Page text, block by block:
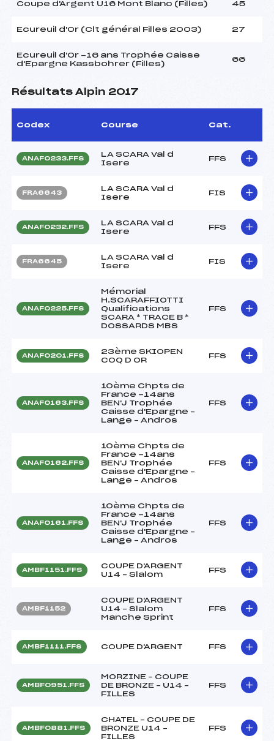
Coupe d'Argent U16 Mont Blanc (Filles) 45
Ecureuil d'Or (Clt général Filles 2003) 27
Ecureuil d'Or -16 ans Trophée Caisse
d'Epargne Kassbohrer (Filles)
66
Résultats Alpin 2017
Codex Course Cat.
ANAF0233.FFS
LA SCARA Val d
Isere
FFS
FRA6643
LA SCARA Val d
Isere
FIS
ANAF0232.FFS
LA SCARA Val d
Isere
FFS
FRA6645
LA SCARA Val d
Isere
FIS
ANAF0225.FFS
Mémorial
H.SCARAFFIOTTI
Qualifications
SCARA * TRACE B *
DOSSARDS MBS
FFS
ANAF0201.FFS
23ème SKIOPEN
COQ D OR
FFS
ANAF0163.FFS
10ème Chpts de
France -14ans
BEN'J Trophée
Caisse d'Epargne –
Lange – Andros
FFS
ANAF0162.FFS
10ème Chpts de
France -14ans
BEN'J Trophée
Caisse d'Epargne –
Lange – Andros
FFS
ANAF0161.FFS
10ème Chpts de
France -14ans
BEN'J Trophée
Caisse d'Epargne –
Lange – Andros
FFS
AMBF1151.FFS
COUPE D'ARGENT
U14 – Slalom
FFS
AMBF1152
COUPE D'ARGENT
U14 – Slalom
Manche Sprint
FFS
AMBF1111.FFS COUPE D'ARGENT FFS
AMBF0951.FFS
MORZINE – COUPE
DE BRONZE – U14 –
FILLES
FFS
AMBF0881.FFS
CHATEL – COUPE DE
BRONZE U14 –
FILLES
FFS